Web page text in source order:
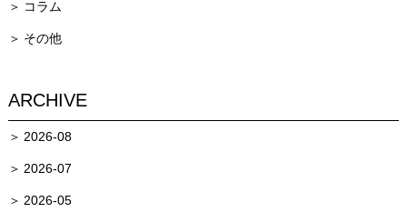
コラム
その他
ARCHIVE
2026-08
2026-07
2026-05